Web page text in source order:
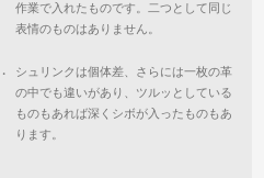
作業で入れたものです。二つとして同じ
表情のものはありません。
・
シュリンクは個体差、さらには一枚の革
の中でも違いがあり、ツルッとしている
ものもあれば深くシボが入ったものもあ
ります。